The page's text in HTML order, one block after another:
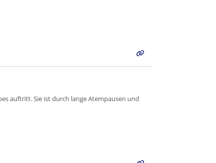
auftritt. Sie ist durch lange Atempausen und